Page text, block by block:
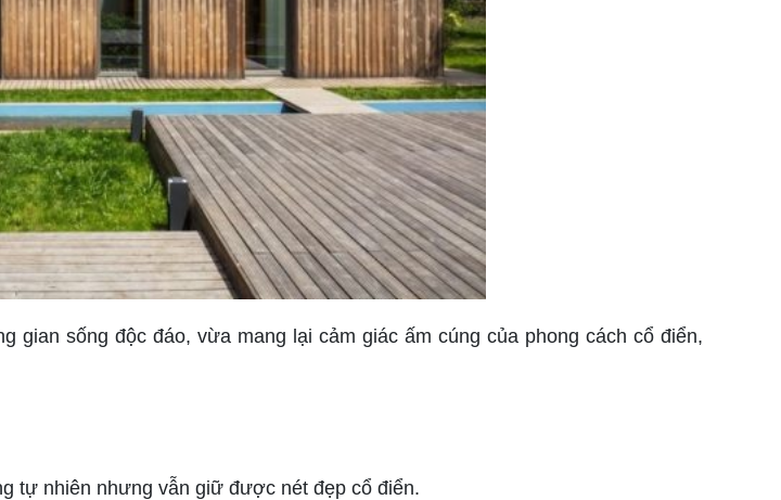
gian sống độc đáo, vừa mang lại cảm giác ấm cúng của phong cách cổ điển,
tự nhiên nhưng vẫn giữ được nét đẹp cổ điển.